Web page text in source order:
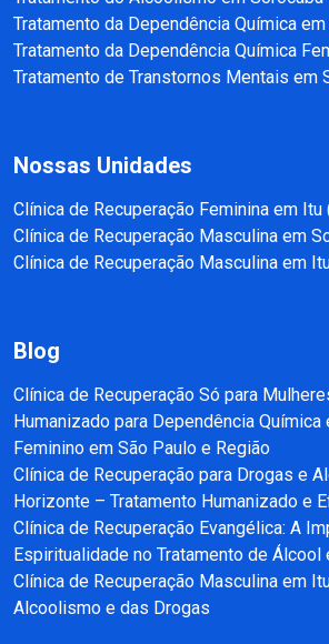
Tratamento da Dependência Química
Tratamento da Dependência Química
Tratamento de Transtornos Mentais em
Nossas Unidades
Clínica de Recuperação Feminina em Itu
Clínica de Recuperação Masculina em
Clínica de Recuperação Masculina em
Blog
Clínica de Recuperação Só para
Humanizado para Dependência
Feminino em São Paulo e Região
Clínica de Recuperação para Drogas e
Horizonte – Tratamento Humanizado e
Clínica de Recuperação Evangélica: A
Espiritualidade no Tratamento de Álcool
Clínica de Recuperação Masculina em
Alcoolismo e das Drogas